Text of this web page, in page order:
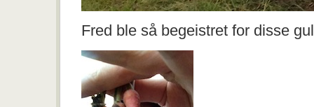
Fred ble så begeistret for disse